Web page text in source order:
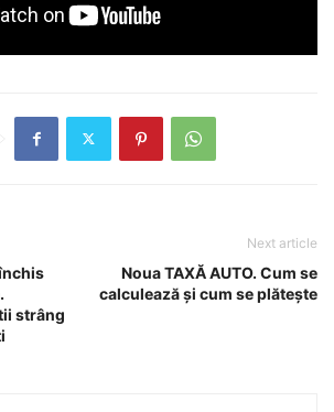
strâng
Next article
Noua TAXĂ AUTO. Cum se
calculează și cum se plătește